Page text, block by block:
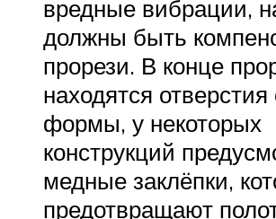
вредные вибрации,
должны быть
прорези. В конце
находятся отверстия
формы, у некоторых
конструкций
медные заклёпки,
предотвращают